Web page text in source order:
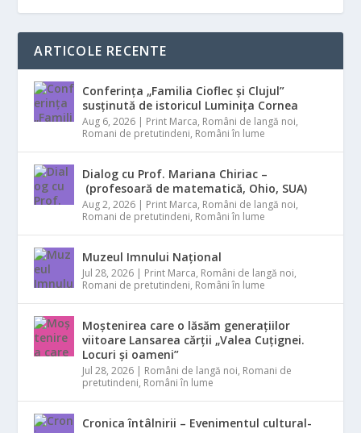
ARTICOLE RECENTE
Conferința „Familia Cioflec și Clujul”
susținută de istoricul Luminița Cornea
Aug 6, 2026 | Print Marca, Români de langă noi,
Romani de pretutindeni, Români în lume
Dialog cu Prof. Mariana Chiriac –
(profesoară de matematică, Ohio, SUA)
Aug 2, 2026 | Print Marca, Români de langă noi,
Romani de pretutindeni, Români în lume
Muzeul Imnului Național
Jul 28, 2026 | Print Marca, Români de langă noi,
Romani de pretutindeni, Români în lume
Moștenirea care o lăsăm generațiilor
viitoare Lansarea cărții „Valea Cuțignei.
Locuri și oameni”
Jul 28, 2026 | Români de langă noi, Romani de
pretutindeni, Români în lume
Cronica întâlnirii – Evenimentul cultural-